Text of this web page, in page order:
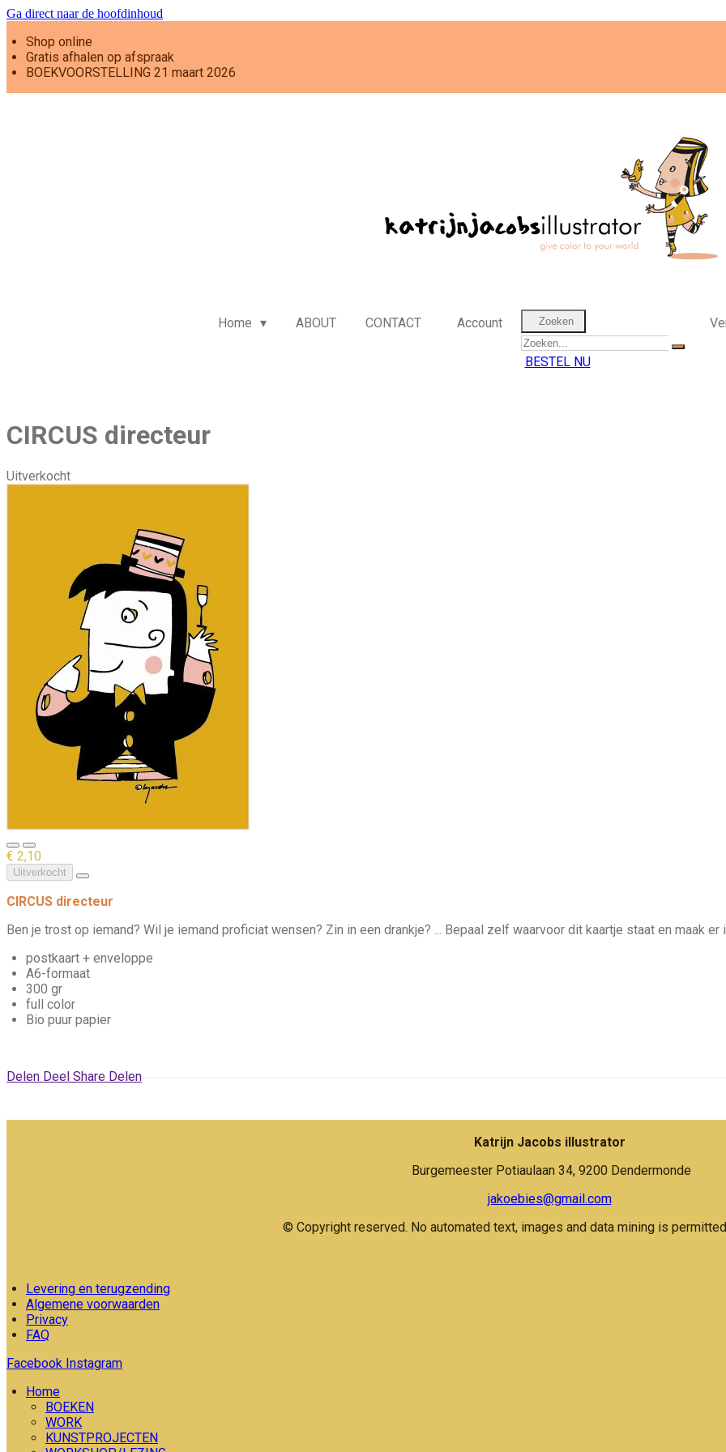
Ga direct naar de hoofdinhoud
Shop online
Gratis afhalen op afspraak
BOEKVOORSTELLING 21 maart 2026
Home ABOUT CONTACT Account Zoeken
BESTEL NU
CIRCUS directeur
Uitverkocht
€ 2,10
Uitverkocht
CIRCUS directeur
Ben je trost op iemand? Wil je iemand proficiat wensen? Zin in een drankje? ... Bepaal zelf waarvoor dit kaartje staat en maak er
postkaart + enveloppe
A6-formaat
300 gr
full color
Bio puur papier
Delen Deel Share Delen
Katrijn Jacobs illustrator
Burgemeester Potiaulaan 34, 9200 Dendermonde
jakoebies@gmail.com
© Copyright reserved. No automated text, images and data mining is
Levering en terugzending
Algemene voorwaarden
Privacy
FAQ
Facebook Instagram
Home
BOEKEN
WORK
KUNSTPROJECTEN